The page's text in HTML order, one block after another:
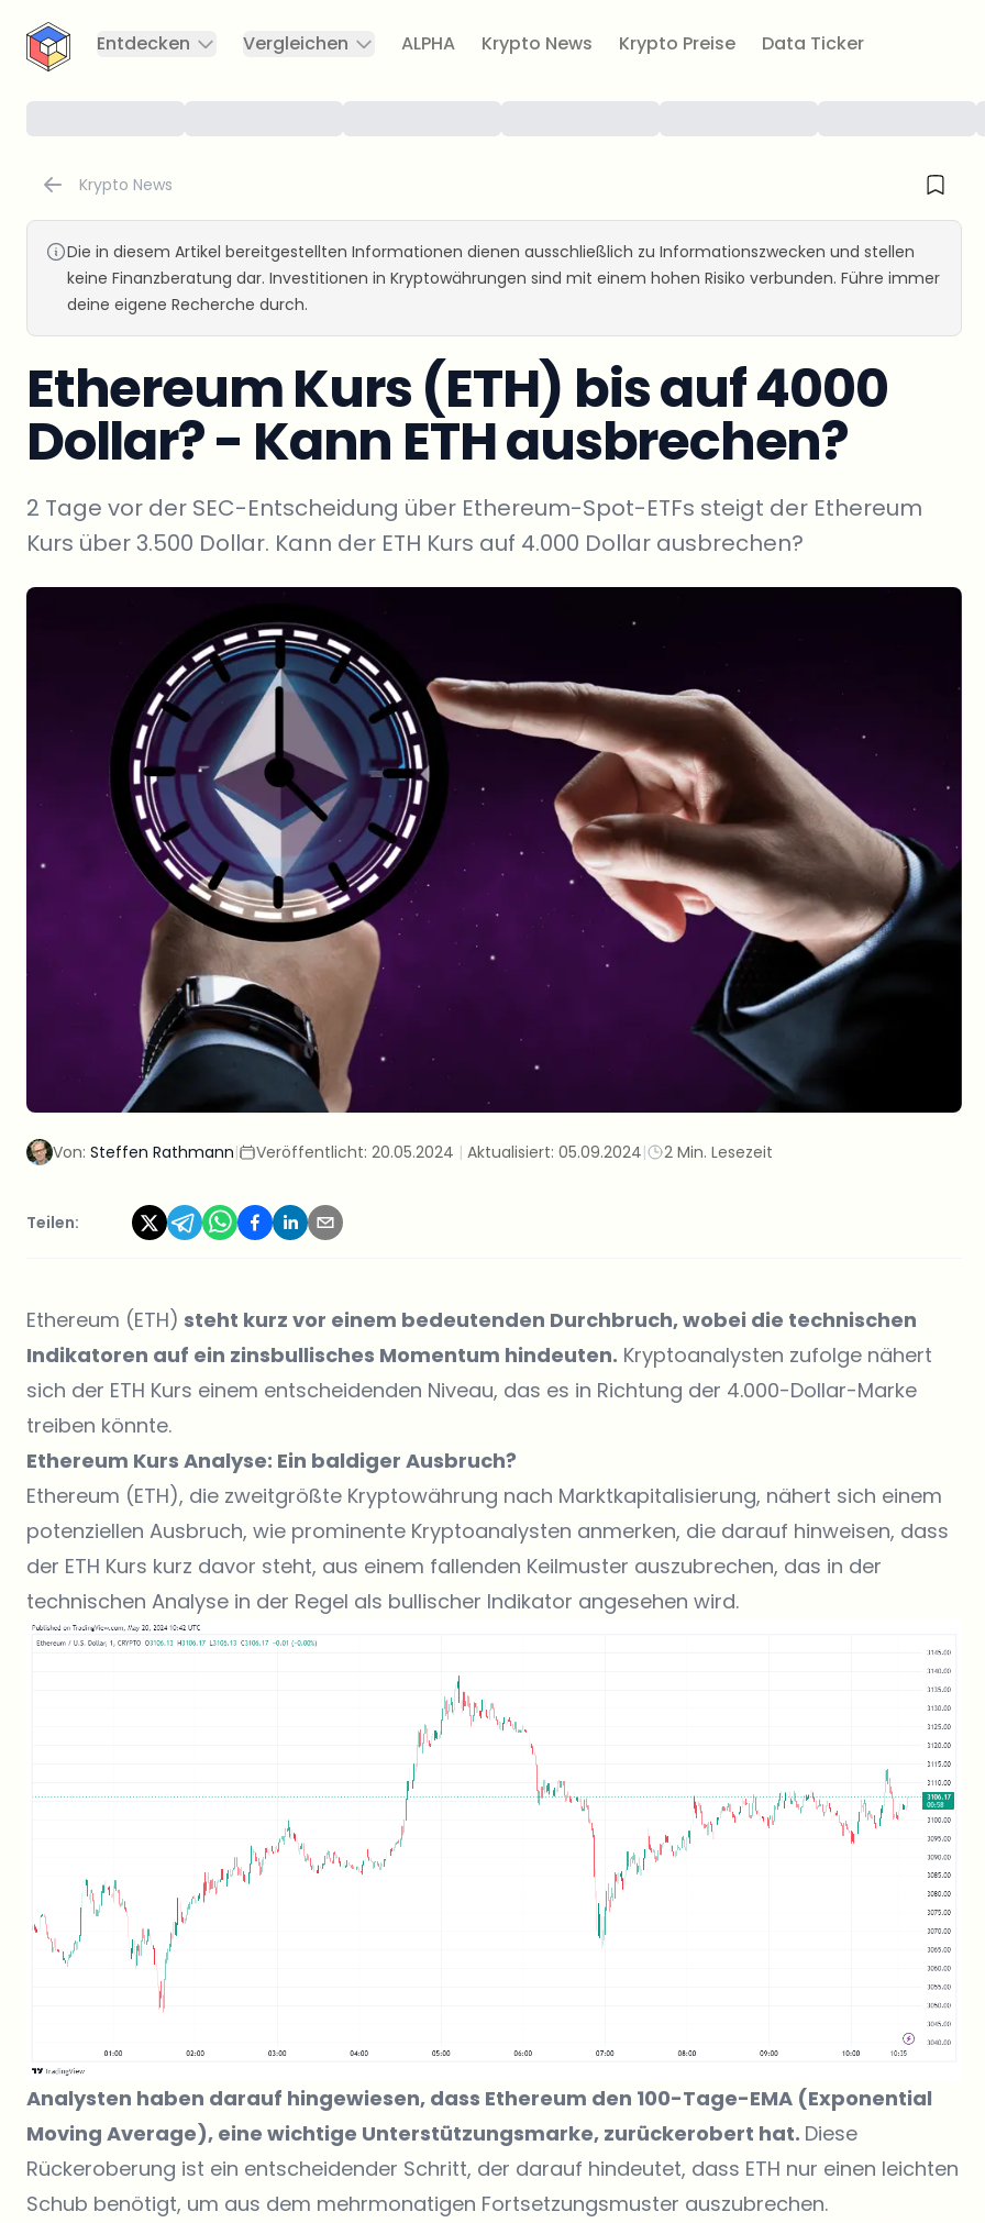
CryptoTicker
Entdecken
Vergleichen ALPHA Krypto News Krypto Preise Data Ticker
Krypto News
Die in diesem Artikel bereitgestellten Informationen dienen ausschließlich zu Informationszwecken und stellen
keine Finanzberatung dar. Investitionen in Kryptowährungen sind mit einem hohen Risiko verbunden. Führe immer
deine eigene Recherche durch.
Ethereum Kurs (ETH) bis auf 4000
Dollar? - Kann ETH ausbrechen?
2 Tage vor der SEC-Entscheidung über Ethereum-Spot-ETFs steigt der Ethereum
Kurs über 3.500 Dollar. Kann der ETH Kurs auf 4.000 Dollar ausbrechen?
Von: Steffen Rathmann| Veröffentlicht: 20.05.2024 | Aktualisiert: 05.09.2024| 2 Min. Lesezeit
Teilen:
Ethereum (ETH) steht kurz vor einem bedeutenden Durchbruch, wobei die technischen
Indikatoren auf ein zinsbullisches Momentum hindeuten. Kryptoanalysten zufolge nähert
sich der ETH Kurs einem entscheidenden Niveau, das es in Richtung der 4.000-Dollar-Marke
treiben könnte.
Ethereum Kurs Analyse: Ein baldiger Ausbruch?
Ethereum (ETH), die zweitgrößte Kryptowährung nach Marktkapitalisierung, nähert sich einem
potenziellen Ausbruch, wie prominente Kryptoanalysten anmerken, die darauf hinweisen, dass
der ETH Kurs kurz davor steht, aus einem fallenden Keilmuster auszubrechen, das in der
technischen Analyse in der Regel als bullischer Indikator angesehen wird.
Analysten haben darauf hingewiesen, dass Ethereum den 100-Tage-EMA (Exponential
Moving Average), eine wichtige Unterstützungsmarke, zurückerobert hat. Diese
Rückeroberung ist ein entscheidender Schritt, der darauf hindeutet, dass ETH nur einen leichten
Schub benötigt, um aus dem mehrmonatigen Fortsetzungsmuster auszubrechen.